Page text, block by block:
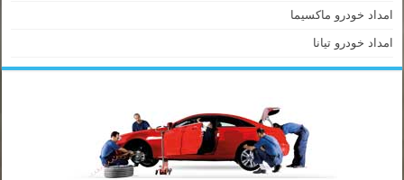
امداد خودرو ماکسیما
امداد خودرو تیانا